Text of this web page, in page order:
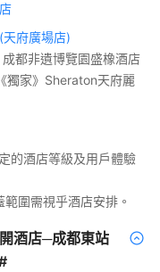
府廣場店)
都非遺博覽園盛橡酒店
獨家》Sheraton天府麗
的酒店等級及用戶體驗
圍需視乎酒店安排。
酒店─成都東站